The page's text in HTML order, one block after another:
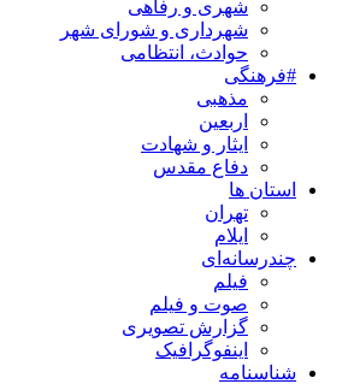
شهری و رفاهی
شهرداری و شورای شهر
حوادث، انتظامی
#فرهنگی
مذهبی
اربعین
ایثار و شهادت
دفاع مقدس
استان ها
تهران
ایلام
چندرسانه‌ای
فیلم
صوت و فیلم
گزارش تصویری
اینفوگرافیک
شناسنامه